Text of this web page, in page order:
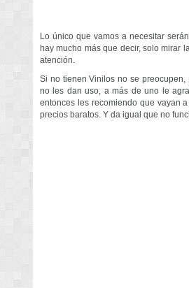
Lo único que vamos a necesitar
hay mucho más que decir, solo mirar
atención.
Si no tienen Vinilos no se
no les dan uso, a más de uno le
entonces les recomiendo que vayan
precios baratos. Y da igual que no